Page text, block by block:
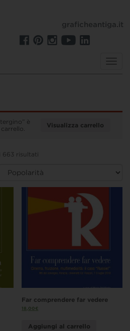
graficheantiga.it
Visualizza carrello
è
663 risultati
Far comprendere far vedere
18,00€
Aggiungi al carrello